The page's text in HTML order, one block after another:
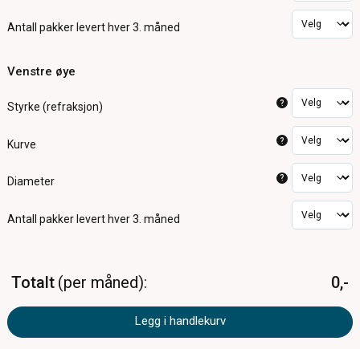
Antall pakker levert hver 3. måned
Venstre øye
Styrke (refraksjon) ?
Kurve ?
Diameter ?
Antall pakker levert hver 3. måned
Totalt per måned 0,-
Legg i handlekurv